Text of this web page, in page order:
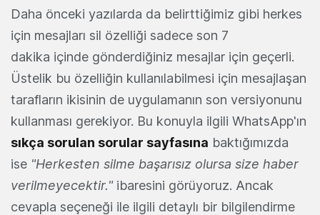
Daha önceki yazılarda da belirttiğimiz gibi herkes
için mesajları sil özelliği sadece son 7
dakika içinde gönderdiğiniz mesajlar için geçerli.
Üstelik bu özelliğin kullanılabilmesi için mesajlaşan
tarafların ikisinin de uygulamanın son versiyonunu
kullanması gerekiyor. Bu konuyla ilgili WhatsApp'ın
sıkça sorulan sorular sayfasına baktığımızda
ise "Herkesten silme başarısız olursa size haber
verilmeyecektir." ibaresini görüyoruz. Ancak
cevapla seçeneği ile ilgili detaylı bir bilgilendirme